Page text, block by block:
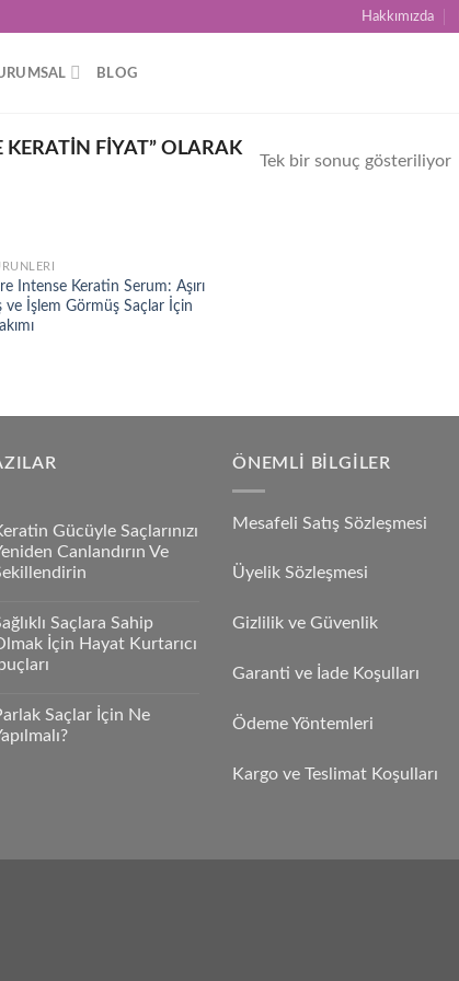
Hakkımızda
BLOG
KERATIN FIYAT” OLARAK
Tek bir sonuç gösteriliyor
Add to
wishlist
Intense Keratin Serum: Aşırı
ve İşlem Görmüş Saçlar İçin
Gücüyle Saçlarınızı
Canlandırın Ve
Saçlara Sahip
İçin Hayat Kurtarıcı
Saçlar İçin Ne
ÖNEMLI BILGILER
Mesafeli Satış Sözleşmesi
Üyelik Sözleşmesi
Gizlilik ve Güvenlik
Garanti ve İade Koşulları
Ödeme Yöntemleri
Kargo ve Teslimat Koşulları